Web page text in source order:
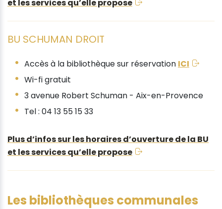
et les services qu’elle propose
BU SCHUMAN DROIT
Accès à la bibliothèque sur réservation ICI
Wi-fi gratuit
3 avenue Robert Schuman - Aix-en-Provence
Tel : 04 13 55 15 33
Plus d’infos sur les horaires d’ouverture de la BU
et les services qu’elle propose
Les bibliothèques communales